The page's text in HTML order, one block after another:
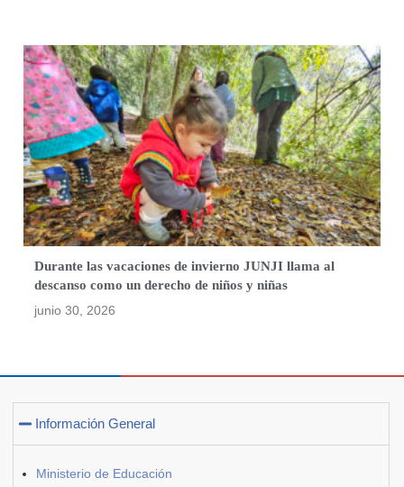
Durante las vacaciones de invierno JUNJI llama al
descanso como un derecho de niños y niñas
junio 30, 2026
Información General
Ministerio de Educación